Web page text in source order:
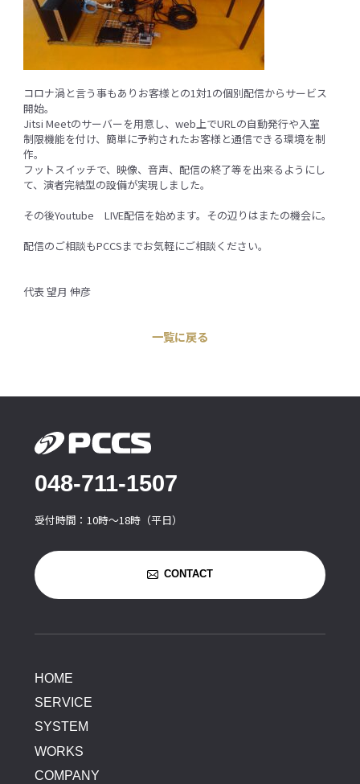
コロナ渦と言う事もありお客様との1対1の個別配信からサービス
開始。
Jitsi Meetのサーバーを用意し、web上でURLの自動発行や入室
制限機能を付け、簡単に予約されたお客様と通信できる環境を制
作。
フットスイッチで、映像、音声、配信の終了等を出来るようにし
て、演者完結型の設備が実現しました。
その後Youtube LIVE配信を始めます。その辺りはまたの機会に。
配信のご相談もPCCSまでお気軽にご相談ください。
代表 望月 伸彦
一覧に戻る
048-711-1507
受付時間：10時〜18時（平日）
CONTACT
HOME
SERVICE
SYSTEM
WORKS
COMPANY